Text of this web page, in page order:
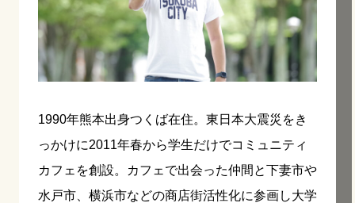
1990年熊本出身つくば在住。東日本大震災をき
っかけに2011年春から学生だけでコミュニティ
カフェを創設。カフェで出会った仲間と下妻市や
水戸市、横浜市などの商店街活性化に参画し大学